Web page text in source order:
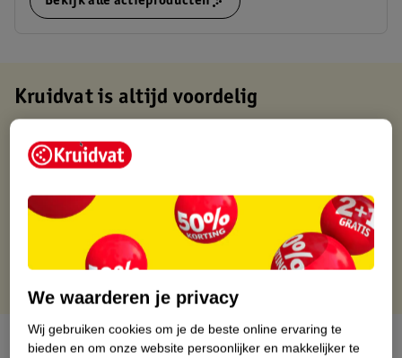
Kruidvat is altijd voordelig
Gratis ophalen in de winkel
Op werkdagen voor 22:00 uur besteld, volgende dag in huis
Gratis retourneren binnen 30 dagen
Gratis punten met je Kruidvat kaart
Over dit product
We waarderen je privacy
Wij gebruiken cookies om je de beste online ervaring te
bieden en om onze website persoonlijker en makkelijker te